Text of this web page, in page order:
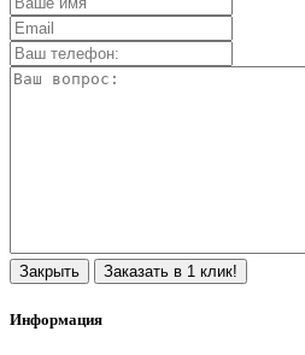
Закрыть Заказать в 1 клик!
Информация